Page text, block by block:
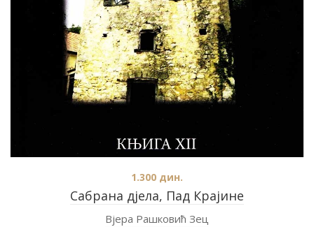
Сабрана дјела, Пад Крајине
1.300 дин.
Вјера Рашковић Зец